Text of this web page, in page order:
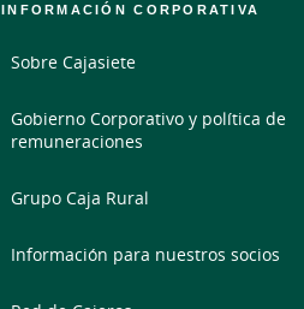
INFORMACIÓN CORPORATIVA
Sobre Cajasiete
Gobierno Corporativo y política de
remuneraciones
Grupo Caja Rural
Información para nuestros socios